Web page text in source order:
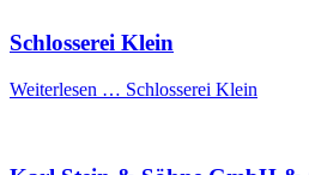
Schlosserei Klein
Weiterlesen … Schlosserei Klein